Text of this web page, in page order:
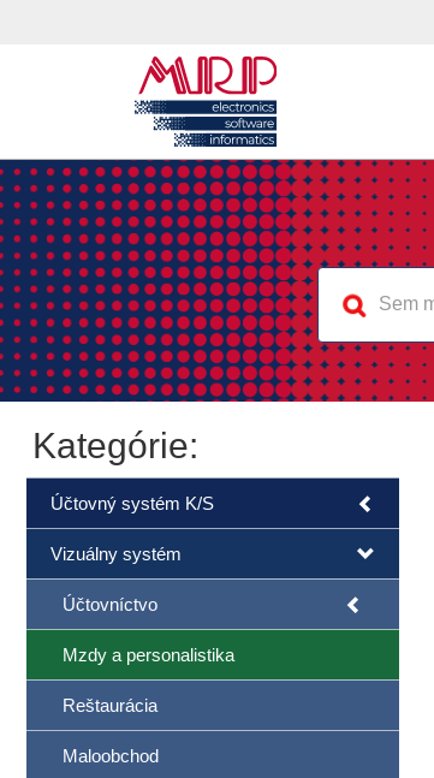
Kategórie:
Účtovný systém K/S
Vizuálny systém
Účtovníctvo
Mzdy a personalistika
Reštaurácia
Maloobchod